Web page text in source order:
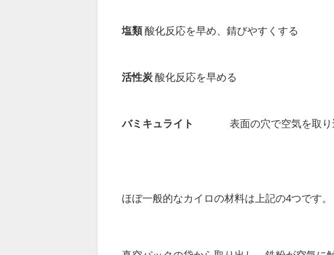
塩類酸化反応を早め、錆びやすくする
活性炭 酸化反応を早める
バミキュライト 表面の穴で空気を取り込
ほぼ一般的なカイロの材料は上記の4つです。